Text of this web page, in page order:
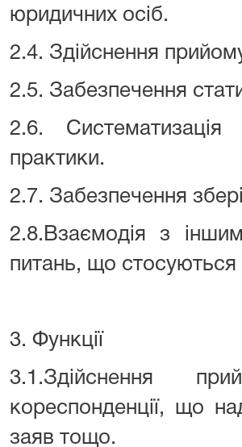
юридичних осіб.
2.4. Здійснення
2.5. Забезпечення
2.6. Систематизація
практики.
2.7. Забезпечення
2.8.Взаємодія з
питань, що стосуються
3. Функції
3.1.Здійснення
кореспонденції, що
заяв тощо.